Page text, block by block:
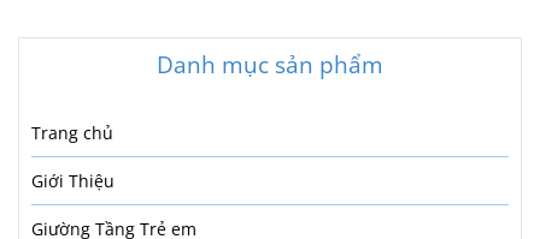
Danh mục sản phẩm
Trang chủ
Giới Thiệu
Giường Tầng Trẻ em